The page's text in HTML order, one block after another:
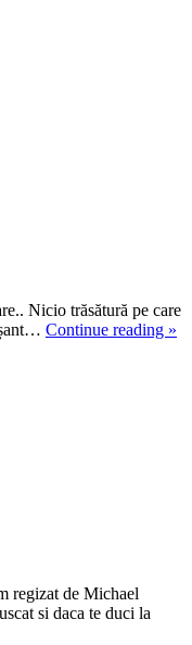
Nicio trăsătură pe care
Continue reading »
regizat de Michael
si daca te duci la